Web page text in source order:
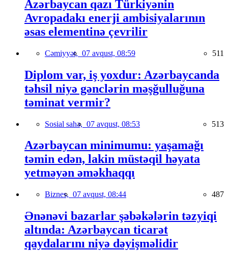
Azərbaycan qazı Türkiyənin
Avropadakı enerji ambisiyalarının
əsas elementinə çevrilir
Cəmiyyət, 07 avqust, 08:59 511
Diplom var, iş yoxdur: Azərbaycanda
təhsil niyə gənclərin məşğulluğuna
təminat vermir?
Sosial sahə, 07 avqust, 08:53 513
Azərbaycan minimumu: yaşamağı
təmin edən, lakin müstəqil həyata
yetməyən əməkhaqqı
Biznes, 07 avqust, 08:44 487
Ənənəvi bazarlar şəbəkələrin təzyiqi
altında: Azərbaycan ticarət
qaydalarını niyə dəyişməlidir